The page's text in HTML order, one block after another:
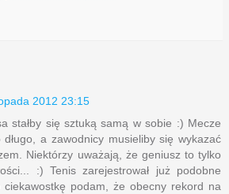
2012 23:15
stałby się sztuką samą w sobie :) Mecze
długo, a zawodnicy musieliby się wykazać
Niektórzy uważają, że geniusz to tylko
:) Tenis zarejestrował już podobne
ciekawostkę podam, że obecny rekord na